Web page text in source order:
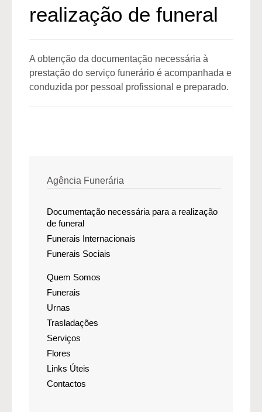
realização de funeral
A obtenção da documentação necessária à
prestação do serviço funerário é acompanhada e
conduzida por pessoal profissional e preparado.
Agência Funerária
Documentação necessária para a realização
de funeral
Funerais Internacionais
Funerais Sociais
Quem Somos
Funerais
Urnas
Trasladações
Serviços
Flores
Links Úteis
Contactos